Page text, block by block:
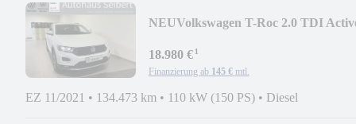
NEUVolkswagen T-Roc 2.0 TDI
18.980 €¹
Finanzierung ab 145 € mtl.
EZ 11/2021 • 134.473 km • 110 kW (150 PS) • Diesel